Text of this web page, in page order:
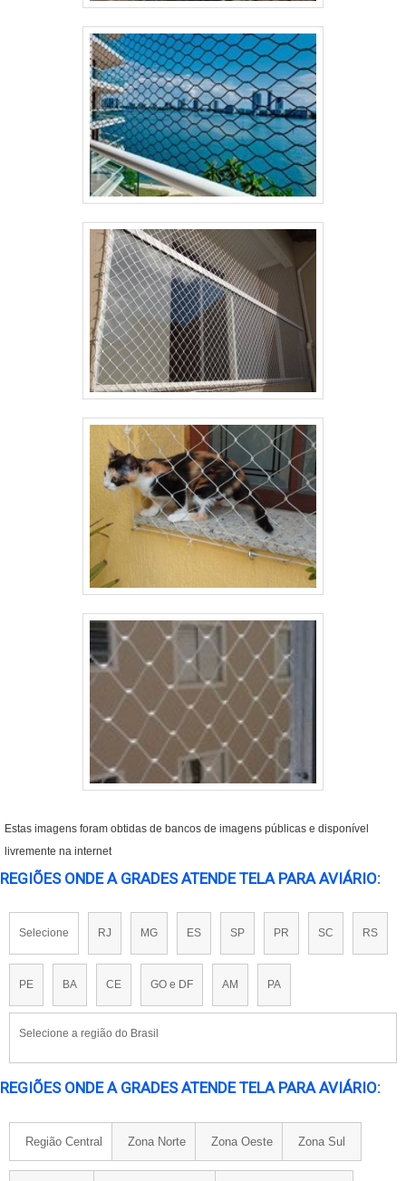
Estas imagens foram obtidas de bancos de imagens públicas e disponível
livremente na internet
REGIÕES ONDE A GRADES ATENDE TELA PARA AVIÁRIO:
Selecione RJ MG ES SP PR SC RS
PE BA CE GO e DF AM PA
Selecione a região do Brasil
REGIÕES ONDE A GRADES ATENDE TELA PARA AVIÁRIO:
Região Central Zona Norte Zona Oeste Zona Sul